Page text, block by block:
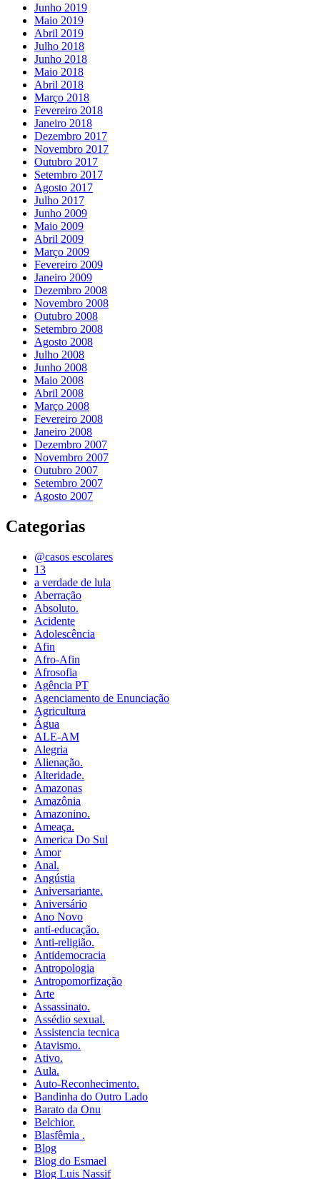
Junho 2019
Maio 2019
Abril 2019
Julho 2018
Junho 2018
Maio 2018
Abril 2018
Março 2018
Fevereiro 2018
Janeiro 2018
Dezembro 2017
Novembro 2017
Outubro 2017
Setembro 2017
Agosto 2017
Julho 2017
Junho 2009
Maio 2009
Abril 2009
Março 2009
Fevereiro 2009
Janeiro 2009
Dezembro 2008
Novembro 2008
Outubro 2008
Setembro 2008
Agosto 2008
Julho 2008
Junho 2008
Maio 2008
Abril 2008
Março 2008
Fevereiro 2008
Janeiro 2008
Dezembro 2007
Novembro 2007
Outubro 2007
Setembro 2007
Agosto 2007
Categorias
@casos escolares
13
a verdade de lula
Aberração
Absoluto.
Acidente
Adolescência
Afin
Afro-Afin
Afrosofia
Agência PT
Agenciamento de Enunciação
Agricultura
Água
ALE-AM
Alegria
Alienação.
Alteridade.
Amazonas
Amazônia
Amazonino.
Ameaça.
America Do Sul
Amor
Anal.
Angústia
Aniversariante.
Aniversário
Ano Novo
anti-educação.
Anti-religião.
Antidemocracia
Antropologia
Antropomorfização
Arte
Assassinato.
Assédio sexual.
Assistencia tecnica
Atavismo.
Ativo.
Aula.
Auto-Reconhecimento.
Bandinha do Outro Lado
Barato da Onu
Belchior.
Blasfêmia .
Blog
Blog do Esmael
Blog Luis Nassif